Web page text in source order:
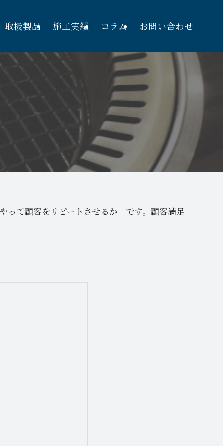
取扱製品 施工実績 コラム お問い合わせ
って顧客をリピートさせるか」です。顧客満足